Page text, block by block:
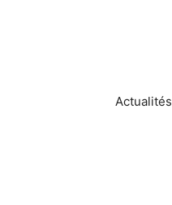
Actualités